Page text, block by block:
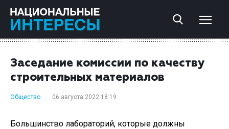
Заседание комиссии по качеству
строительных материалов
Общество 06 августа 2022 18:19
Большинство лабораторий, которые должны